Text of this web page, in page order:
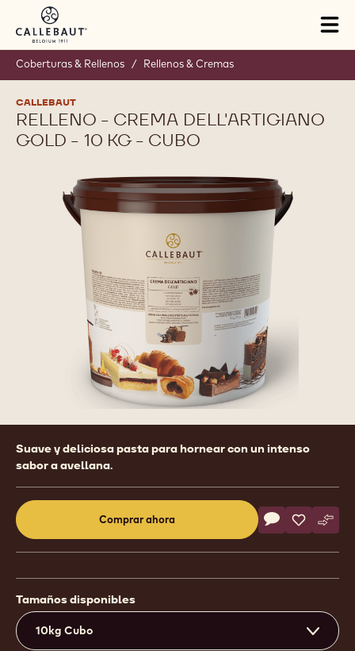
Skip to main content
Coberturas & Rellenos / Rellenos & Cremas
CALLEBAUT
RELLENO - CREMA DELL'ARTIGIANO
GOLD - 10 KG - CUBO
Product
information
Suave y deliciosa pasta para hornear con un intenso
sabor a avellana.
Comprar ahora
a
window)
Actions
Escriba un
- RELLENO -
Guardar
- -
Tamaños disponibles
10kg Cubo